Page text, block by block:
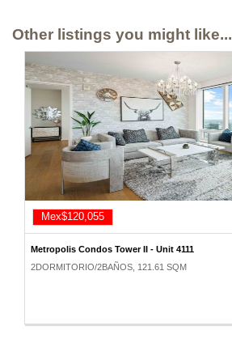
Other listings you might like...
Mex$120,055
Metropolis Condos Tower II - Unit 4111
2DORMITORIO/2BAÑOS, 121.61 SQM